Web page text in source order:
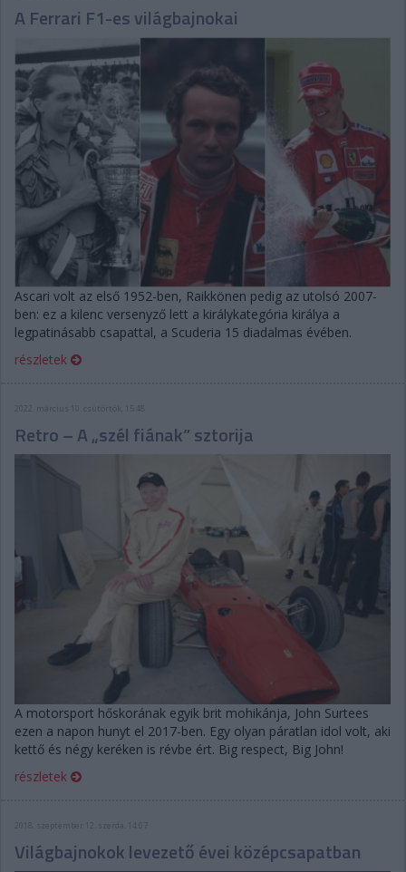
A Ferrari F1-es világbajnokai
Ascari volt az első 1952-ben, Raikkönen pedig az utolsó 2007-
ben: ez a kilenc versenyző lett a királykategória királya a
legpatinásabb csapattal, a Scuderia 15 diadalmas évében.
részletek
2022. március 10. csütörtök, 15:48
Retro – A „szél fiának” sztorija
A motorsport hőskorának egyik brit mohikánja, John Surtees
ezen a napon hunyt el 2017-ben. Egy olyan páratlan idol volt, aki
kettő és négy keréken is révbe ért. Big respect, Big John!
részletek
2018. szeptember 12. szerda, 14:07
Világbajnokok levezető évei középcsapatban